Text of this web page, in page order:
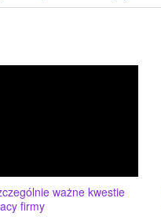
ważne kwestie
firmy